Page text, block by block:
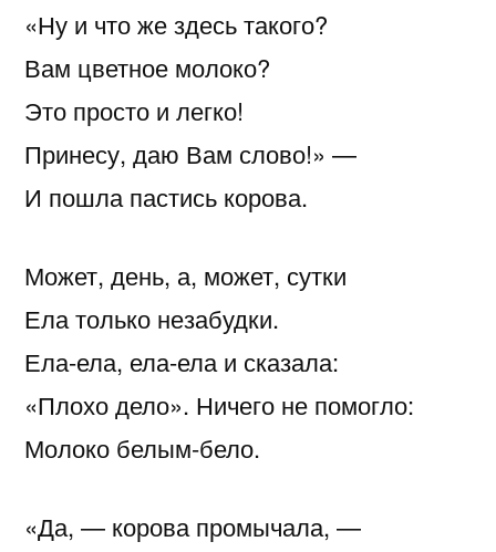
«Ну и что же здесь такого?
Вам цветное молоко?
Это просто и легко!
Принесу, даю Вам слово!» —
И пошла пастись корова.
Может, день, а, может, сутки
Ела только незабудки.
Ела-ела, ела-ела и сказала:
«Плохо дело». Ничего не помогло:
Молоко белым-бело.
«Да, — корова промычала, —